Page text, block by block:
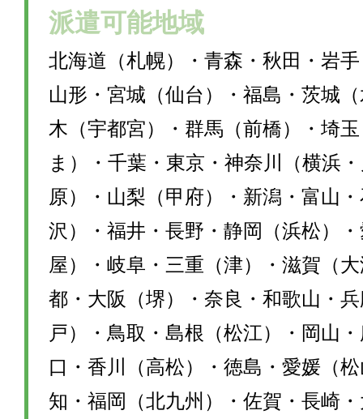
派遣可能地域
北海道（札幌）・青森・秋田・岩
山形・宮城（仙台）・福島・茨城
木（宇都宮）・群馬（前橋）・埼
ま）・千葉・東京・神奈川（横浜
原）・山梨（甲府）・新潟・富山
沢）・福井・長野・静岡（浜松）
屋）・岐阜・三重（津）・滋賀（
都・大阪（堺）・奈良・和歌山・
戸）・鳥取・島根（松江）・岡山
口・香川（高松）・徳島・愛媛（
知・福岡（北九州）・佐賀・長崎